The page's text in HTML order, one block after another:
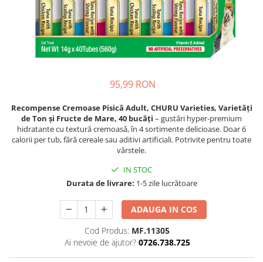
Îngrijire Câini
Covorașe Igienice Câini
Igienă Câini
Șampoane Câini
Perii & Piepteni
Accesorii Câini
Culcușuri & Saltele Câini
Zgărzi, Lese & Hamuri
Hrană Uscată Pisică
95,99 RON
Recompense Cremoase Pisică Adult, CHURU Varieties, Varietăți
de Ton și Fructe de Mare, 40 bucăți – gustări hyper-premium
hidratante cu textură cremoasă, în 4 sortimente delicioase. Doar 6
calorii per tub, fără cereale sau aditivi artificiali. Potrivite pentru toate
vârstele.
IN STOC
Durata de livrare: 1-5 zile lucrătoare
ADAUGA IN COS
Cod Produs: MF.11305
Ai nevoie de ajutor? 0726.738.725